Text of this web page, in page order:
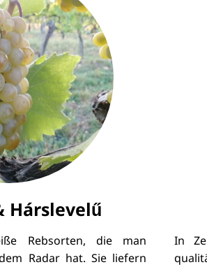
Hárslevelű
Rebsorten, die man
Radar hat. Sie liefern
In